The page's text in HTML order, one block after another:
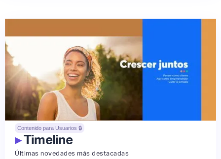
Contenido para Usuarios 🔒
▸Timeline
Últimas novedades más destacadas